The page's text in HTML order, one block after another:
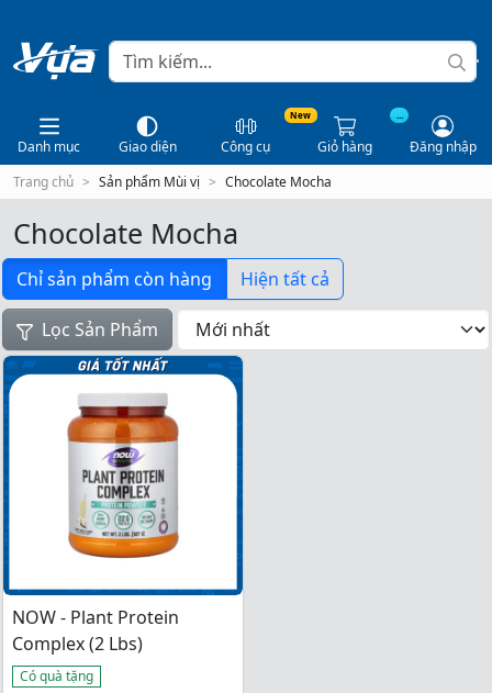
Danh mục Giao diện
New
Công cụ
...
Giỏ hàng
Đăng nhập
Trang chủ
Sản phẩm Mùi vị Chocolate Mocha
Chocolate Mocha
Chỉ sản phẩm còn hàng Hiện tất cả
Lọc Sản Phẩm
NOW - Plant Protein
Complex (2 Lbs)
Có quà tặng